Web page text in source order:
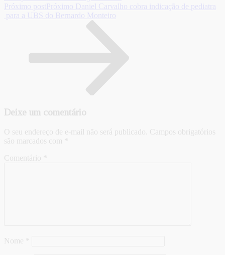
Próximo post Próximo Daniel Carvalho cobra indicação de pediatra
para a UBS do Bernardo Monteiro
Deixe um comentário
O seu endereço de e-mail não será publicado. Campos obrigatórios
são marcados com
Comentário
Nome